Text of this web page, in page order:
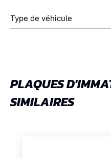
Type de véhicule
PLAQUES
SIMILAIRES